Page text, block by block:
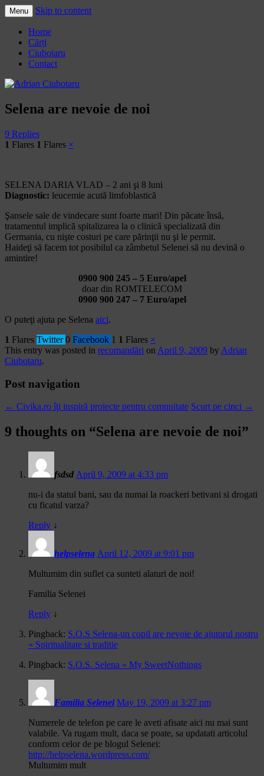
Adrian Ciubotaru
Menu Skip to content
Home
Cărți
Ciubotaru
Contact
Selena are nevoie de noi
9 Replies
1 Flares 1 Flares ×
SELENA DARIA VLAD – 2 ani şi 8 luni
Diagnostic: leucemie acută limfoblastică
Şansele sale de vindecare sunt foarte mari! Din păcate însă,
tratamentul implică spitalizarea la o clinică specializată din
Germania, cu nişte costuri pe care părinţii nu şi le permit.
Haideţi să facem tot posibilul ca zâmbetul Selenei să nu devină o
amintire!
0900 900 245 – 5 Euro/apel
doar din ROMTELECOM
0900 900 247 – 7 Euro/apel
O puteţi ajuta pe Selena aici.
1 Flares Twitter 0 Facebook 1 1 Flares ×
This entry was posted in recomandări on April 9, 2009 by Adrian
Ciubotaru.
Post navigation
← Civika.ro îţi inspiră proiecte pentru comunitate Scurt pe cinci →
9 thoughts on “Selena are nevoie de noi”
fsdsd April 9, 2009 at 4:33 pm
nu-i da statul bani, sau da numai la roackeri betivani si drogati
cu ficatul varza?
Reply ↓
helpselena April 12, 2009 at 9:01 pm
Multumim din suflet ca sunteti alaturi de noi!
Familia Selenei
Reply ↓
Pingback: S.O.S Selena-un copil are nevoie de ajutorul nostru
« Spiritualitate si traditie
Pingback: S.O.S. Selena « My SweetNothings
Familia Selenei May 19, 2009 at 3:27 pm
Numerele de telefon pe care le aveti afisate aici nu mai sunt
valabile. Va rugam mult, daca se poate, sa updatati articolul
conform celor de pe blogul Selenei:
http://helpselena.wordpress.com/
Multumim mult